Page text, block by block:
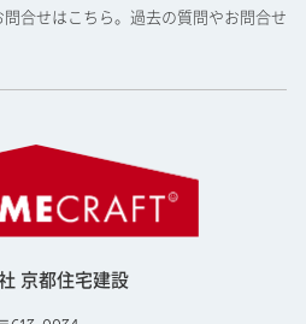
合せはこちら。過去の質問やお問合せ
京都住宅建設